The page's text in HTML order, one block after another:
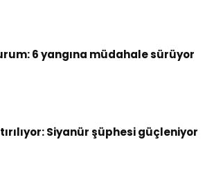
6 yangına müdahale sürüyor
Siyanür şüphesi güçleniyor